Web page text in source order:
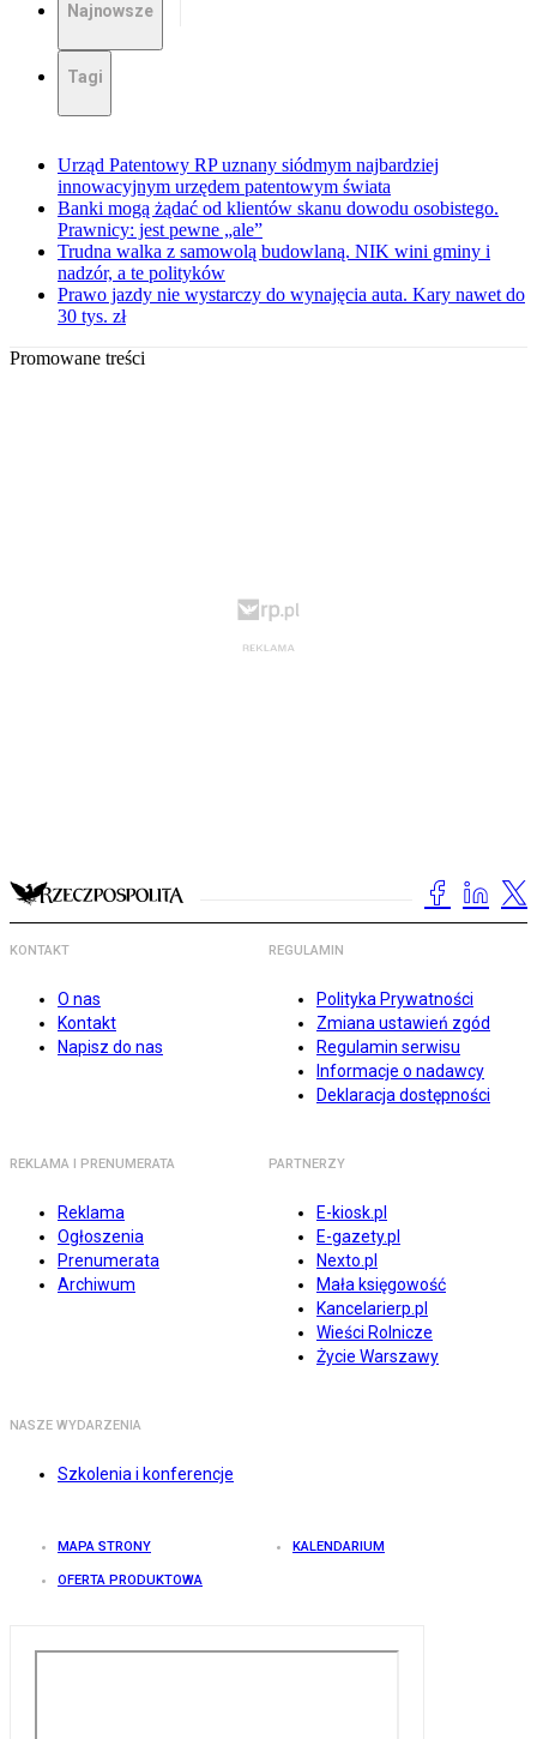
Najnowsze
Tagi
Urząd Patentowy RP uznany siódmym najbardziej
innowacyjnym urzędem patentowym świata
Banki mogą żądać od klientów skanu dowodu osobistego.
Prawnicy: jest pewne „ale”
Trudna walka z samowolą budowlaną. NIK wini gminy i
nadzór, a te polityków
Prawo jazdy nie wystarczy do wynajęcia auta. Kary nawet do
30 tys. zł
Promowane treści
KONTAKT
O nas
Kontakt
Napisz do nas
REGULAMIN
Polityka Prywatności
Zmiana ustawień zgód
Regulamin serwisu
Informacje o nadawcy
Deklaracja dostępności
REKLAMA I PRENUMERATA
Reklama
Ogłoszenia
Prenumerata
Archiwum
PARTNERZY
E-kiosk.pl
E-gazety.pl
Nexto.pl
Mała księgowość
Kancelarierp.pl
Wieści Rolnicze
Życie Warszawy
NASZE WYDARZENIA
Szkolenia i konferencje
MAPA STRONY KALENDARIUM
OFERTA PRODUKTOWA